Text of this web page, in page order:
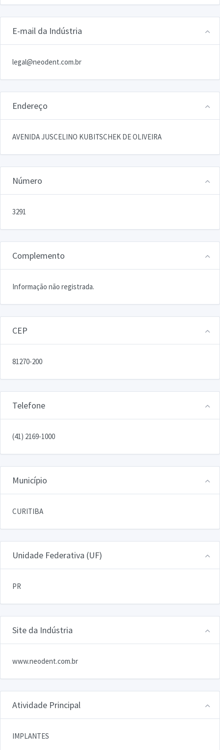
E-mail da Indústria
legal@neodent.com.br
Endereço
AVENIDA JUSCELINO KUBITSCHEK DE OLIVEIRA
Número
3291
Complemento
Informação não registrada.
CEP
81270-200
Telefone
(41) 2169-1000
Município
CURITIBA
Unidade Federativa (UF)
PR
Site da Indústria
www.neodent.com.br
Atividade Principal
IMPLANTES